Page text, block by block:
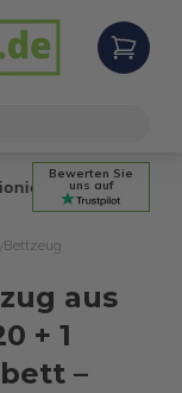
14 Tage
Bewerten Sie
uns auf
Bettzeug
aus
+ 1
–